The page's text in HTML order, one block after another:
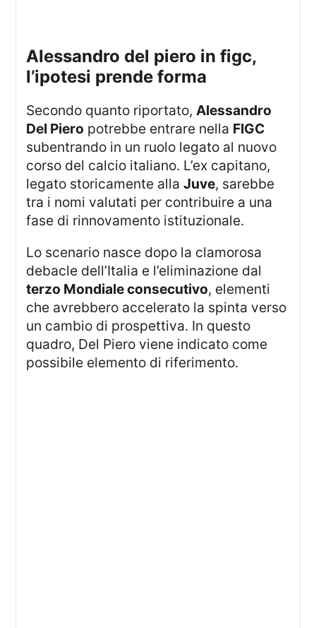
alessandro del piero in figc,
l’ipotesi prende forma
Secondo quanto riportato, Alessandro
Del Piero potrebbe entrare nella FIGC
subentrando in un ruolo legato al nuovo
corso del calcio italiano. L’ex capitano,
legato storicamente allaJuve, sarebbe
tra i nomi valutati per contribuire a una
fase di rinnovamento istituzionale.
Lo scenario nasce dopo la clamorosa
debacle dell’Italia e l’eliminazione dal
terzo Mondiale consecutivo, elementi
che avrebbero accelerato la spinta verso
un cambio di prospettiva. In questo
quadro, Del Piero viene indicato come
possibile elemento di riferimento.